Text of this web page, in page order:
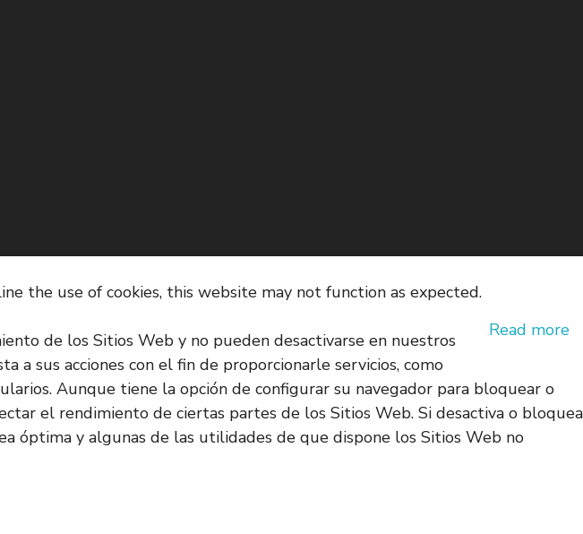
the use of cookies, this website may not function as expected.
Read more
de los Sitios Web y no pueden desactivarse en nuestros
a sus acciones con el fin de proporcionarle servicios, como
Aunque tiene la opción de configurar su navegador para bloquear o
el rendimiento de ciertas partes de los Sitios Web. Si desactiva o bloquea
óptima y algunas de las utilidades de que dispone los Sitios Web no